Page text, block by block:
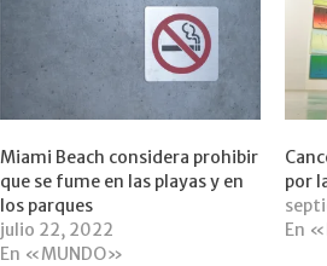
Miami Beach considera prohibir
que se fume en las playas y en
los parques
julio 22, 2022
En «MUNDO»
por
En